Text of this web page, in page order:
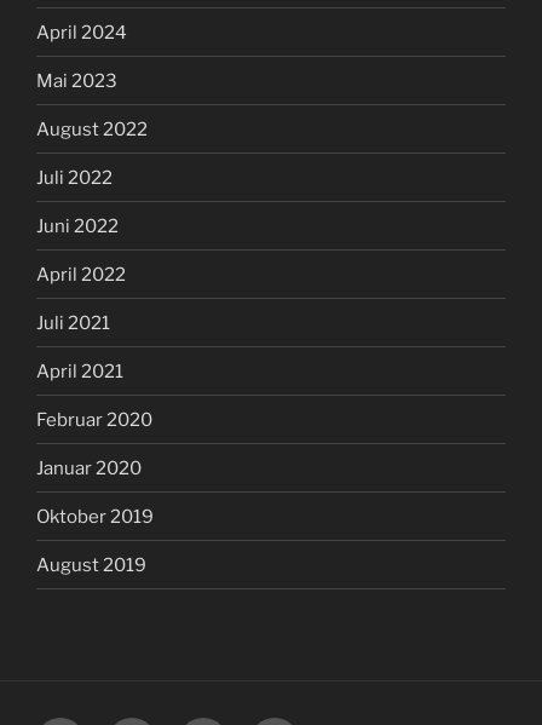
April 2024
Mai 2023
August 2022
Juli 2022
Juni 2022
April 2022
Juli 2021
April 2021
Februar 2020
Januar 2020
Oktober 2019
August 2019